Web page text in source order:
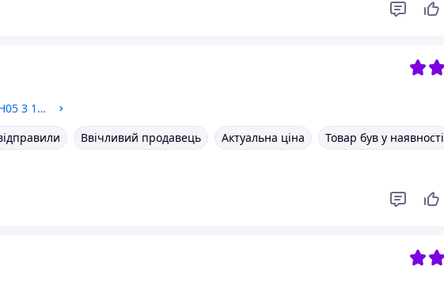
Lenovo IdeaPad Gaming 3 15IMH05 3 15ARH05 AT1VT0010L0 Система охолодження, радіатор
Ввічливий продавець Актуальна ціна
Товар був у наявності